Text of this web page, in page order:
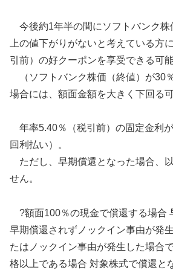
今後約1年半の間にソフトバンク株
上の値下がりがないと考えている方
引前）の好クーポンを享受できる可
（ソフトバンク株価（終値）が30
場合には、額面金額を大きく下回る
年率5.40％（税引前）の固定金利
回利払い）。
ただし、早期償還となった場合、
せん。
?額面100％の現金で償還する場合
早期償還されずノックイン事由が発
たはノックイン事由が発生した場合
格以上である場合 対象株式で償還と